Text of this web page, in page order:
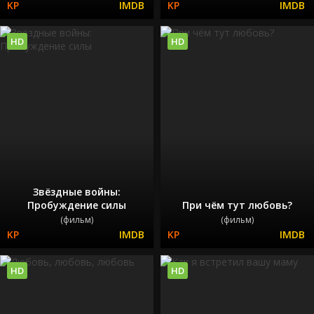
Звёздные войны:
Пробуждение силы
(фильм)
HD
При чём тут любовь?
(фильм)
HD
HD HD